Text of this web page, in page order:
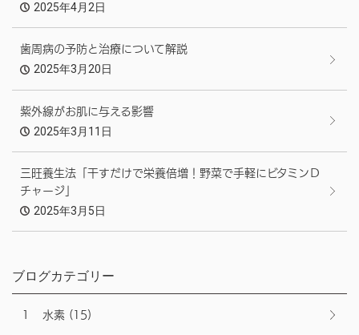
2025年4月2日
歯周病の予防と治療について解説
2025年3月20日
紫外線がお肌に与える影響
2025年3月11日
三旺養生法「干すだけで栄養倍増！野菜で手軽にビタミンＤ
チャージ」
2025年3月5日
ブログカテゴリー
１ 水素 (15)